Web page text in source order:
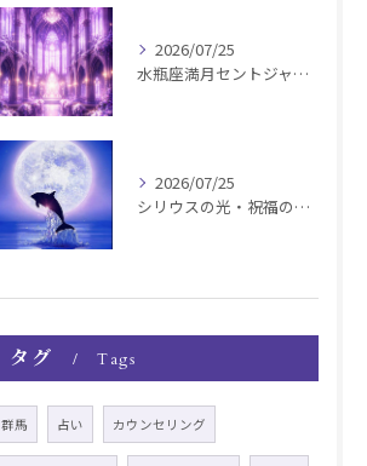
2026/07/25
水瓶座満月セントジャーメインGSVF遠隔お知らせ
2026/07/25
シリウスの光・祝福の波動チャージ遠隔お知らせ〜銀河新年〜
タグ Tags
群馬 占い カウンセリング